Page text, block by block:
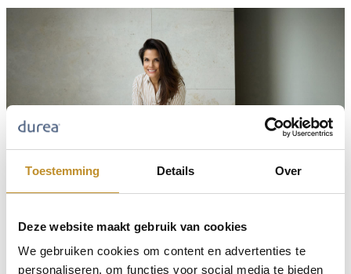
Toestemming Details Over
Deze website maakt gebruik van cookies
We gebruiken cookies om content en advertenties te
personaliseren, om functies voor social media te bieden